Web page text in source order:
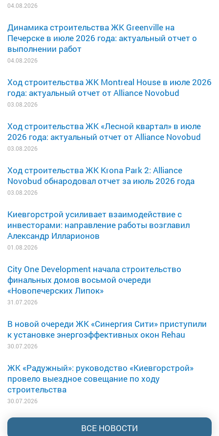
04.08.2026
Динамика строительства ЖК Greenville на
Печерске в июле 2026 года: актуальный отчет о
выполнении работ
04.08.2026
Ход строительства ЖК Montreal House в июле 2026
года: актуальный отчет от Alliance Novobud
03.08.2026
Ход строительства ЖК «Лесной квартал» в июле
2026 года: актуальный отчет от Alliance Novobud
03.08.2026
Ход строительства ЖК Krona Park 2: Alliance
Novobud обнародовал отчет за июль 2026 года
03.08.2026
Киевгорстрой усиливает взаимодействие с
инвесторами: направление работы возглавил
Александр Илларионов
01.08.2026
City One Development начала строительство
финальных домов восьмой очереди
«Новопечерских Липок»
31.07.2026
В новой очереди ЖК «Синергия Сити» приступили
к установке энергоэффективных окон Rehau
30.07.2026
ЖК «Радужный»: руководство «Киевгорстрой»
провело выездное совещание по ходу
строительства
30.07.2026
ВСЕ НОВОСТИ